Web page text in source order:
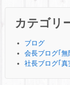
カテゴリ
ブログ
会長ブログ｢
社長ブログ｢真